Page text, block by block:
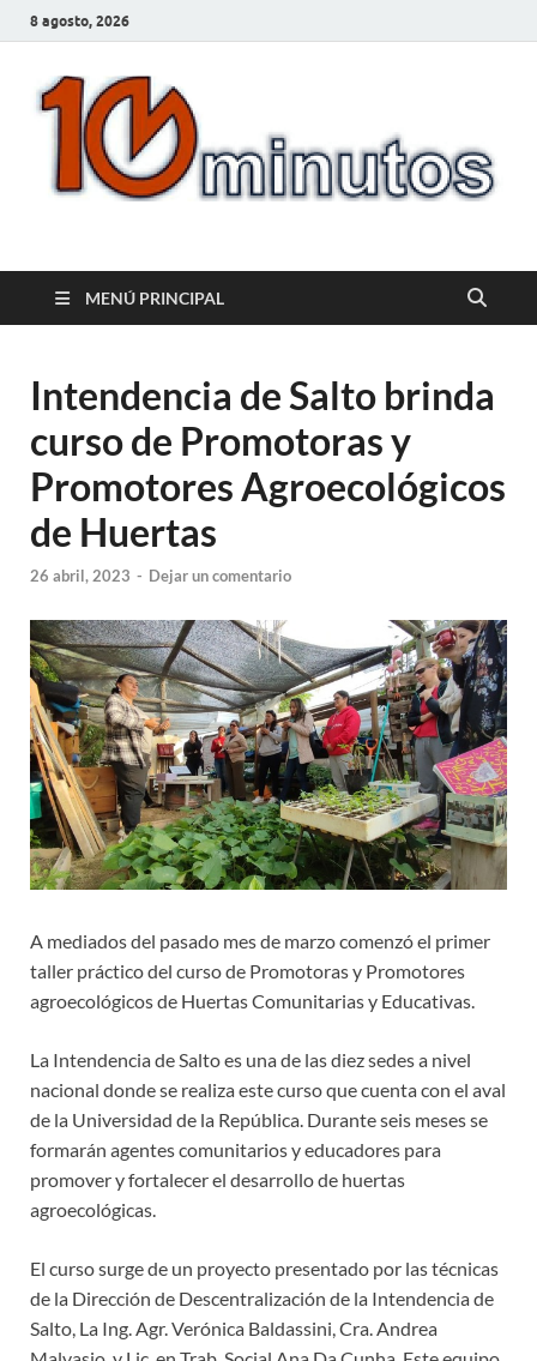
8 agosto, 2026
10minutos.com.uy
MENÚ PRINCIPAL
Intendencia de Salto brinda
curso de Promotoras y
Promotores Agroecológicos
de Huertas
26 abril, 2023 - Dejar un comentario
A mediados del pasado mes de marzo comenzó el primer
taller práctico del curso de Promotoras y Promotores
agroecológicos de Huertas Comunitarias y Educativas.
La Intendencia de Salto es una de las diez sedes a nivel
nacional donde se realiza este curso que cuenta con el aval
de la Universidad de la República. Durante seis meses se
formarán agentes comunitarios y educadores para
promover y fortalecer el desarrollo de huertas
agroecológicas.
El curso surge de un proyecto presentado por las técnicas
de la Dirección de Descentralización de la Intendencia de
Salto, La Ing. Agr. Verónica Baldassini, Cra. Andrea